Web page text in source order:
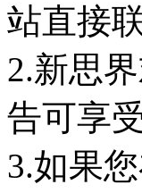
站直接
2.新思
告可享
3.如果